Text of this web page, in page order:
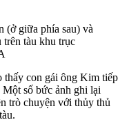
(ở giữa phía sau) và
trên tàu khu trục
con gái ông Kim tiếp
số bức ảnh ghi lại
trò chuyện với thủy thủ